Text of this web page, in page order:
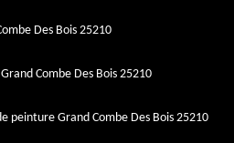
Des Bois 25210
Combe Des Bois 25210
peinture Grand Combe Des Bois 25210